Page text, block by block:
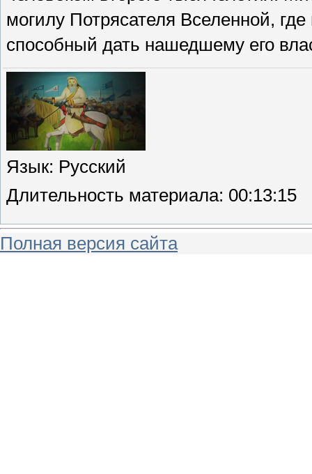
могилу Потрясателя Вселенной,
способный дать нашедшему его
Язык: Русский
Длительность материала: 00:13:15
Полная версия сайта